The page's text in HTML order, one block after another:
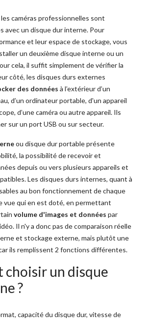
caméras professionnelles sont
avec un disque dur interne. Pour
et leur espace de stockage, vous
un deuxième disque interne ou un
cela, il suffit simplement de vérifier la
côté, les disques durs externes
des données à l’extérieur d’un
d’un ordinateur portable, d'un appareil
d’une caméra ou autre appareil. Ils
sur un port USB ou sur secteur.
ou disque dur portable présente
la possibilité de recevoir et
depuis ou vers plusieurs appareils et
Les disques durs internes, quant à
au bon fonctionnement de chaque
vue qui en est doté, en permettant
volume d'images et données par
Il n'y a donc pas de comparaison réelle
et stockage externe, mais plutôt une
ils remplissent 2 fonctions différentes.
choisir un disque
?
capacité du disque dur, vitesse de